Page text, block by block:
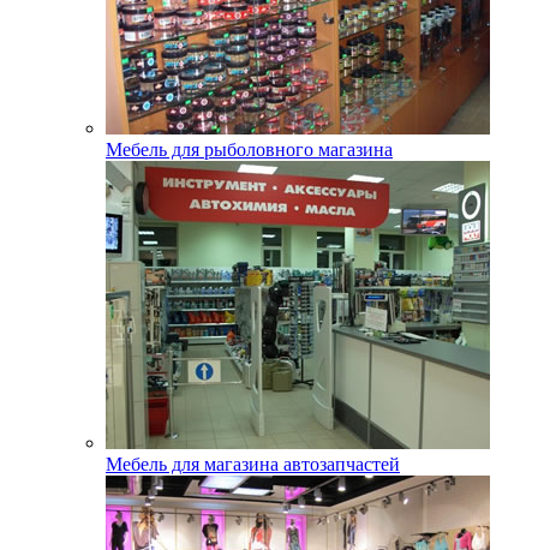
Мебель для рыболовного магазина
Мебель для магазина автозапчастей